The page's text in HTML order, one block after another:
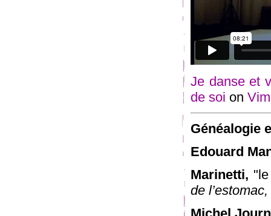
Je danse et
de soi on
Généalogie
Edouard
Marinetti,
de l’estomac,